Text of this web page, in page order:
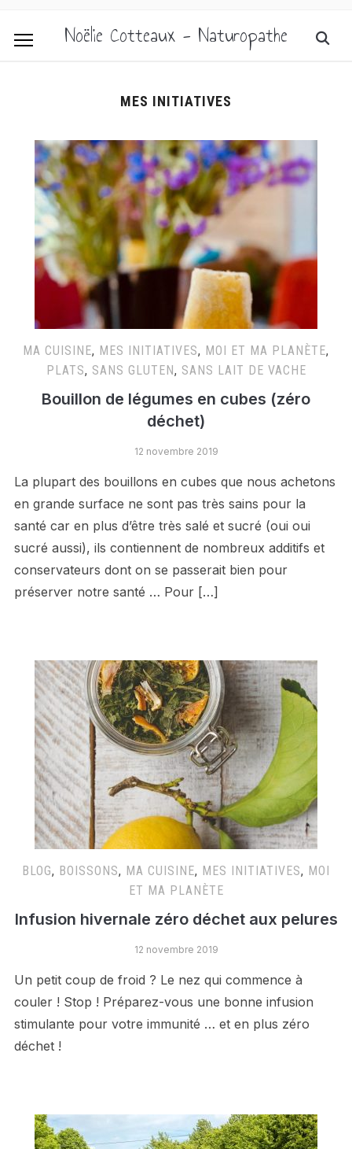
Noëlie Cotteaux - Naturopathe
MES INITIATIVES
MA CUISINE, MES INITIATIVES, MOI ET MA PLANÈTE,
PLATS, SANS GLUTEN, SANS LAIT DE VACHE
Bouillon de légumes en cubes (zéro
déchet)
12 novembre 2019
La plupart des bouillons en cubes que nous achetons
en grande surface ne sont pas très sains pour la
santé car en plus d’être très salé et sucré (oui oui
sucré aussi), ils contiennent de nombreux additifs et
conservateurs dont on se passerait bien pour
préserver notre santé … Pour […]
BLOG, BOISSONS, MA CUISINE, MES INITIATIVES, MOI
ET MA PLANÈTE
Infusion hivernale zéro déchet aux pelures
12 novembre 2019
Un petit coup de froid ? Le nez qui commence à
couler ! Stop ! Préparez-vous une bonne infusion
stimulante pour votre immunité … et en plus zéro
déchet !